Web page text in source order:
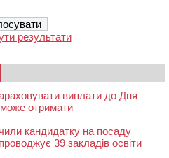
результати
виплати до Дня
може отримати
кандидатку на посаду
39 закладів освіти